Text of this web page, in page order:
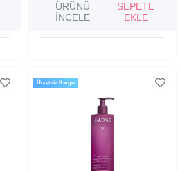
ÜRÜNÜ
İNCELE
SEPETE
EKLE
Ücretsiz Kargo